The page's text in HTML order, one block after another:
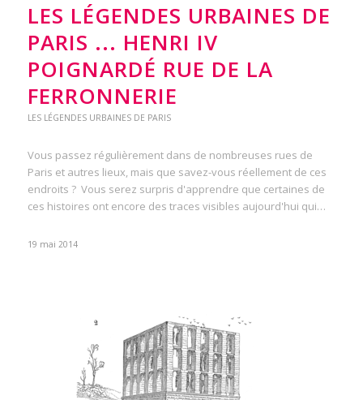
LES LÉGENDES URBAINES DE
PARIS ... HENRI IV
POIGNARDÉ RUE DE LA
FERRONNERIE
LES LÉGENDES URBAINES DE PARIS
Vous passez régulièrement dans de nombreuses rues de
Paris et autres lieux, mais que savez-vous réellement de ces
endroits ? Vous serez surpris d'apprendre que certaines de
ces histoires ont encore des traces visibles aujourd'hui qui…
19 mai 2014